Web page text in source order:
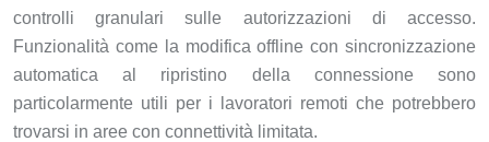
controlli granulari sulle autorizzazioni di accesso.
Funzionalità come la modifica offline con sincronizzazione
automatica al ripristino della connessione sono
particolarmente utili per i lavoratori remoti che potrebbero
trovarsi in aree con connettività limitata.